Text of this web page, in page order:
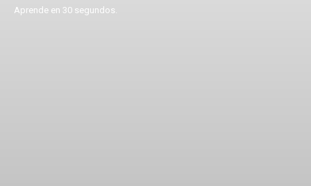
Aprende en 30 segundos.